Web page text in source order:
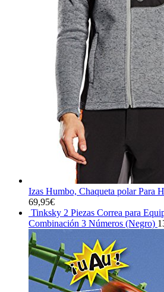
Izas Humbo, Chaqueta polar Para
69,95€
Tinksky 2 Piezas Correa para
Combinación 3 Números (Negro)